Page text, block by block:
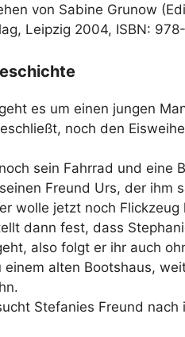
von Sabine Grunow
Leipzig 2004, ISBN:
es um einen jungen
noch den
sein Fahrrad und eine
Freund Urs, der ihm
wolle jetzt noch Flickzeug
dann fest, dass
also folgt er ihr auch
einem alten Bootshaus,
Stefanies Freund